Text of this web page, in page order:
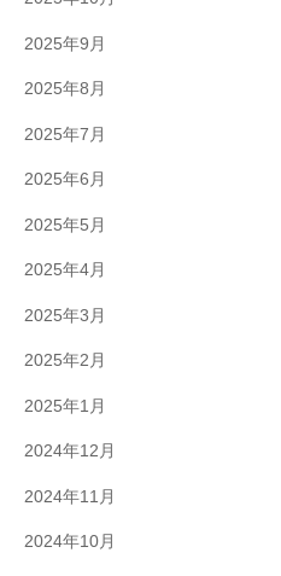
2025年9月
2025年8月
2025年7月
2025年6月
2025年5月
2025年4月
2025年3月
2025年2月
2025年1月
2024年12月
2024年11月
2024年10月